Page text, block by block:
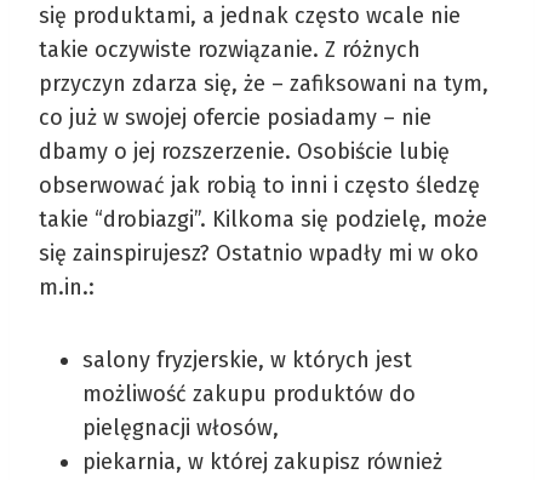
się produktami, a jednak często wcale nie
takie oczywiste rozwiązanie. Z różnych
przyczyn zdarza się, że – zafiksowani na tym,
co już w swojej ofercie posiadamy – nie
dbamy o jej rozszerzenie. Osobiście lubię
obserwować jak robią to inni i często śledzę
takie “drobiazgi”. Kilkoma się podzielę, może
się zainspirujesz? Ostatnio wpadły mi w oko
m.in.:
salony fryzjerskie, w których jest
możliwość zakupu produktów do
pielęgnacji włosów,
piekarnia, w której zakupisz również